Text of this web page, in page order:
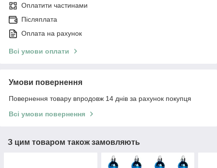
Оплатити частинами
Післяплата
Оплата на рахунок
Всі умови оплати
Умови повернення
Повернення товару впродовж 14 днів за рахунок покупця
Всі умови повернення
З цим товаром також замовляють